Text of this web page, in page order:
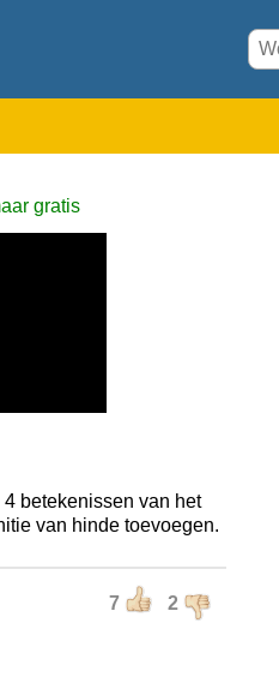
gratis
betekenissen van het
van hinde toevoegen.
7 2